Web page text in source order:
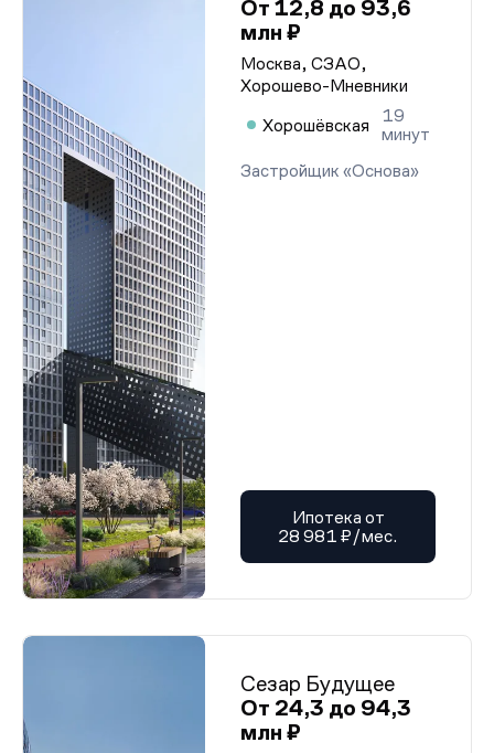
От 12,8 до 93,6
млн ₽
Москва, СЗАО,
Хорошево-Мневники
Хорошёвская
19
минут
Застройщик «Основа»
Ипотека от
28 981 ₽/мес.
Сезар Будущее
От 24,3 до 94,3
млн ₽